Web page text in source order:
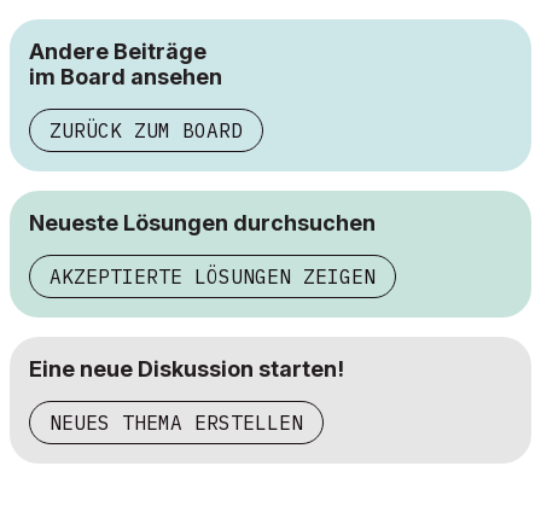
Andere Beiträge
im Board ansehen
ZURÜCK ZUM BOARD
Neueste Lösungen durchsuchen
AKZEPTIERTE LÖSUNGEN ZEIGEN
Eine neue Diskussion starten!
NEUES THEMA ERSTELLEN